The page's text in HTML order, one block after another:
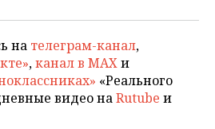
на телеграм-канал,
,канал в MAXи
«Реального
видео наRutube и